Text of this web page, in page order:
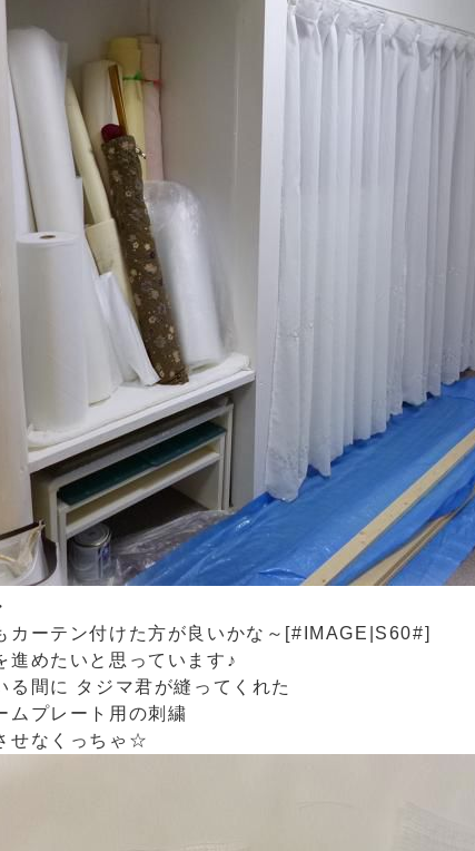
カーテン付けた方が良いかな～[#IMAGE|S60#]
進めたいと思っています♪
る間に タジマ君が縫ってくれた
ムプレート用の刺繍
せなくっちゃ☆